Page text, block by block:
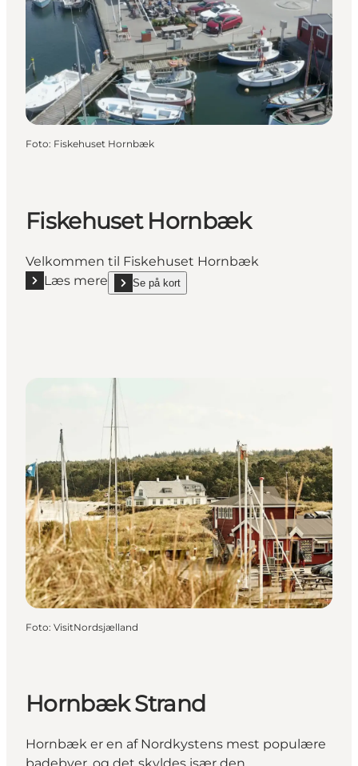
Foto: Fiskehuset Hornbæk
Fiskehuset Hornbæk
Velkommen til Fiskehuset Hornbæk
Læs mere
Læs mere "Fiskehuset Hornbæk"
Se på kort
show Fiskehuset Hornbæk on_map
Foto: VisitNordsjælland
Hornbæk Strand
Hornbæk er en af Nordkystens mest populære